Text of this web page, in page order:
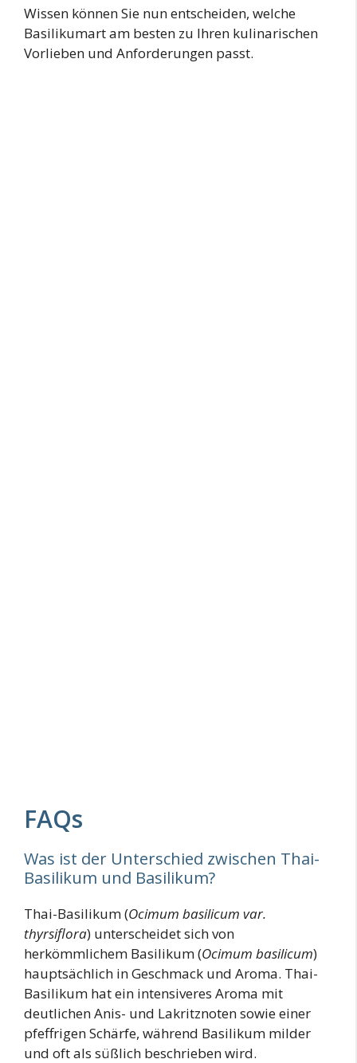
Wissen können Sie nun entscheiden, welche
Basilikumart am besten zu Ihren kulinarischen
Vorlieben und Anforderungen passt.
FAQs
Was ist der Unterschied zwischen Thai-
Basilikum und Basilikum?
Thai-Basilikum (Ocimum basilicum var.
thyrsiflora) unterscheidet sich von
herkömmlichem Basilikum (Ocimum basilicum)
hauptsächlich in Geschmack und Aroma. Thai-
Basilikum hat ein intensiveres Aroma mit
deutlichen Anis- und Lakritznoten sowie einer
pfeffrigen Schärfe, während Basilikum milder
und oft als süßlich beschrieben wird.